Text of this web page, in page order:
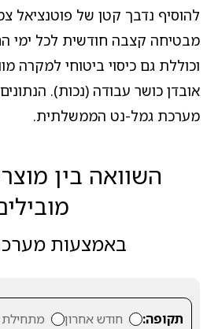
להוסיף נדבך קטן של פוטנציאל
מבטיחה קצבה חודשית לכל ימי
וכוללת גם כיסוי ביטוחי למקרה
אובדן כושר עבודה (נכות).
מערכת גמל-נט הממשלתית.
השוואה בין
באמצעות
תקופה: חודש אחרון